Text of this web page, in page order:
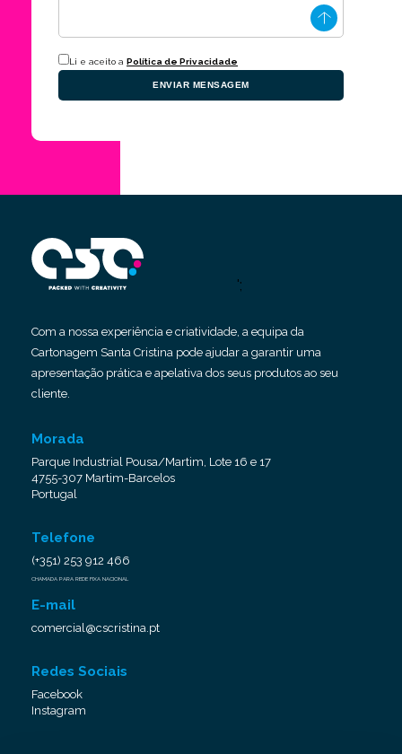
Li e aceito a Política de Privacidade
ENVIAR MENSAGEM
';
Com a nossa experiência e criatividade, a equipa da
Cartonagem Santa Cristina pode ajudar a garantir uma
apresentação prática e apelativa dos seus produtos ao seu
cliente.
Morada
Parque Industrial Pousa/Martim, Lote 16 e 17
4755-307 Martim-Barcelos
Portugal
Telefone
(+351) 253 912 466
CHAMADA PARA REDE FIXA NACIONAL
E-mail
comercial@cscristina.pt
Redes Sociais
Facebook
Instagram